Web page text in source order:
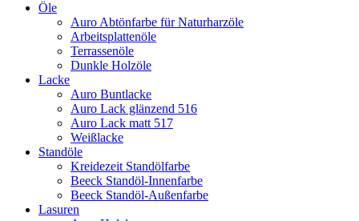
Öle
Auro Abtönfarbe für Naturharzöle
Arbeitsplattenöle
Terrassenöle
Dunkle Holzöle
Lacke
Auro Buntlacke
Auro Lack glänzend 516
Auro Lack matt 517
Weißlacke
Standöle
Kreidezeit Standölfarbe
Beeck Standöl-Innenfarbe
Beeck Standöl-Außenfarbe
Lasuren